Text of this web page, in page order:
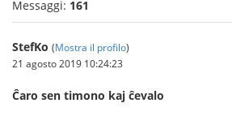
Messaggi: 161
StefKo (Mostra il profilo)
21 agosto 2019 10:24:23
Ĉaro sen timono kaj ĉevalo